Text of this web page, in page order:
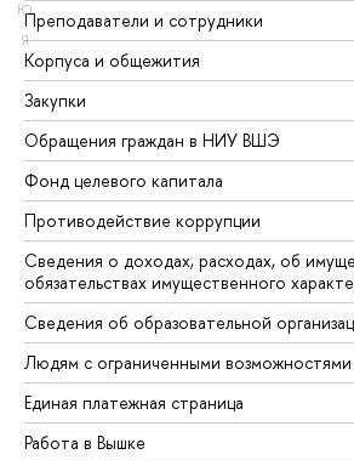
Ю
Я
Преподаватели и сотрудники
Корпуса и общежития
Закупки
Обращения граждан в НИУ ВШЭ
Фонд целевого капитала
Противодействие коррупции
Сведения о доходах, расходах, об
обязательствах имущественного
Сведения об образовательной
Людям с ограниченными возможностями
Единая платежная страница
Работа в Вышке